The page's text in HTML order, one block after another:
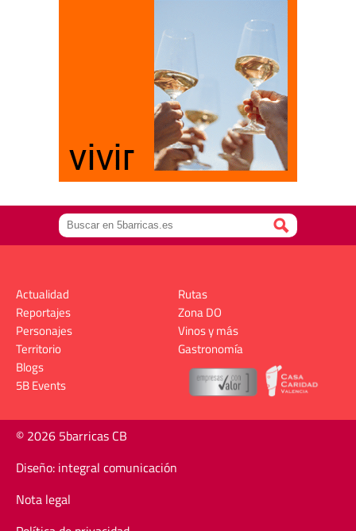
Actualidad
Reportajes
Personajes
Territorio
Rutas
Zona DO
Vinos y más
Gastronomía
Blogs
5B Events
© 2026 5barricas CB
Diseño: integral comunicación
Nota legal